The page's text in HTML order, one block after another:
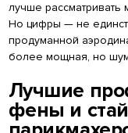
лучше
Но цифры — не
продуманной
более мощная, но
Лучшие
фены и